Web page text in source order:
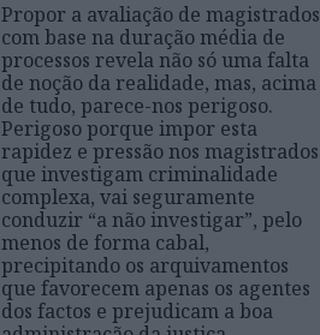
Propor a avaliação de magistrados
com base na duração média de
processos revela não só uma falta
de noção da realidade, mas, acima
de tudo, parece-nos perigoso.
Perigoso porque impor esta
rapidez e pressão nos magistrados
que investigam criminalidade
complexa, vai seguramente
conduzir “a não investigar”, pelo
menos de forma cabal,
precipitando os arquivamentos
que favorecem apenas os agentes
dos factos e prejudicam a boa